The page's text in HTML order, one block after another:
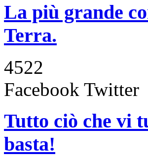
La più grande
Terra.
4522
Facebook Twitter
Tutto ciò che vi
basta!